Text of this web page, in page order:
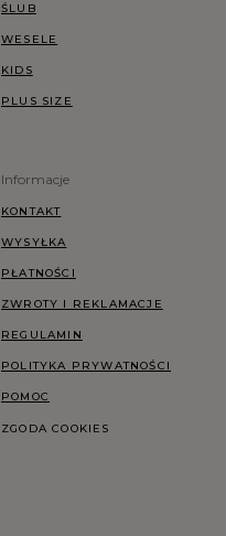
ŚLUB
WESELE
KIDS
PLUS SIZE
Informacje
KONTAKT
WYSYŁKA
PŁATNOŚCI
ZWROTY I REKLAMACJE
REGULAMIN
POLITYKA PRYWATNOŚCI
POMOC
ZGODA COOKIES